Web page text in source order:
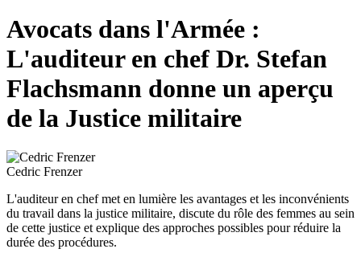
Avocats dans l'Armée :
L'auditeur en chef Dr. Stefan
Flachsmann donne un aperçu
de la Justice militaire
Cedric Frenzer
L'auditeur en chef met en lumière les avantages et les inconvénients
du travail dans la justice militaire, discute du rôle des femmes au sein
de cette justice et explique des approches possibles pour réduire la
durée des procédures.